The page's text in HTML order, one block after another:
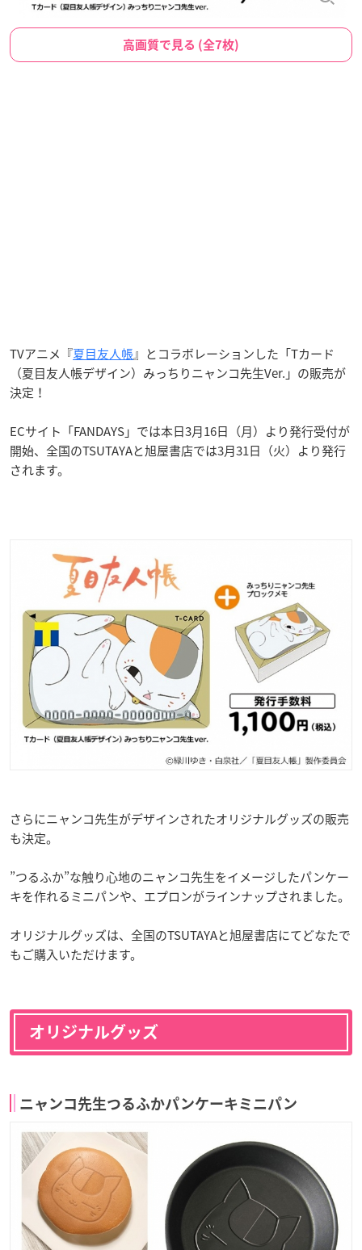
高画質で見る (全7枚)
TVアニメ『夏目友人帳』とコラボレーションした「Tカード
（夏目友人帳デザイン）みっちりニャンコ先生Ver.」の販売が
決定！
ECサイト「FANDAYS」では本日3月16日（月）より発行受付が
開始、全国のTSUTAYAと旭屋書店では3月31日（火）より発行
されます。
さらにニャンコ先生がデザインされたオリジナルグッズの販売
も決定。
”つるふか”な触り心地のニャンコ先生をイメージしたパンケー
キを作れるミニパンや、エプロンがラインナップされました。
オリジナルグッズは、全国のTSUTAYAと旭屋書店にてどなたで
もご購入いただけます。
オリジナルグッズ
ニャンコ先生つるふかパンケーキミニパン